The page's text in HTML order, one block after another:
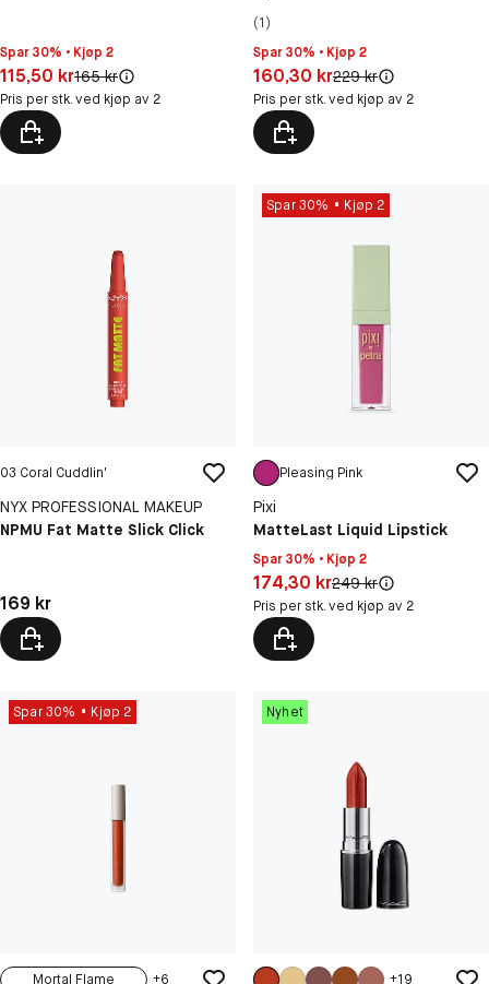
Spar 30% • Kjøp 2
Pris: 115,50 kr
115,50 krOriginal pris:
165 kr
Pris per stk. ved kjøp av 2
(1)
Spar 30% • Kjøp 2
Pris: 160,30 kr
160,30 krOriginal pris:
229 kr
Pris per stk. ved kjøp av 2
03 Coral Cuddlin'
NYX PROFESSIONAL MAKEUP
NPMU Fat Matte Slick Click
Pris: 169 kr
169 kr
Spar 30% Kjøp 2
Pleasing Pink
Pixi
MatteLast Liquid Lipstick
Spar 30% • Kjøp 2
Pris: 174,30 kr
174,30 krOriginal pris:
249 kr
Pris per stk. ved kjøp av 2
Spar 30% Kjøp 2
Mortal Flame +6
Nyhet
+19